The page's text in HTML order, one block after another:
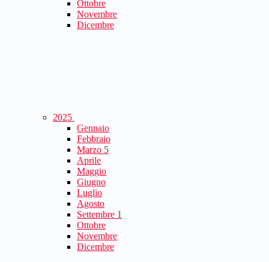
Ottobre
Novembre
Dicembre
2025
Gennaio
Febbraio
Marzo 5
Aprile
Maggio
Giugno
Luglio
Agosto
Settembre 1
Ottobre
Novembre
Dicembre